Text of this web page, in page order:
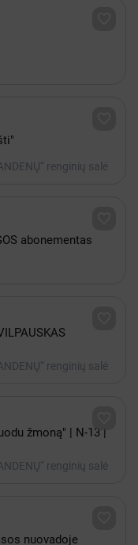
renginių salė
abonementas
renginių salė
žmoną" | N-13 |
renginių salė
nuovadoje